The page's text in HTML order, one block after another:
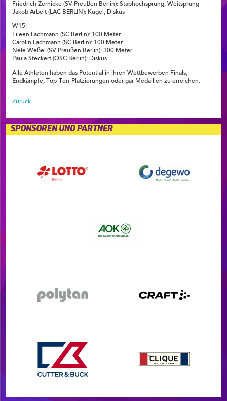
Friedrich Zernicke (SV Preußen Berlin): Stabhochsprung, Weitsprung
Jakob Arbeit (LAC BERLIN): Kugel, Diskus
W15:
Eileen Lachmann (SC Berlin): 100 Meter
Carolin Lachmann (SC Berlin): 100 Meter
Nele Weßel (SV Preußen Berlin): 300 Meter
Paula Steckert (OSC Berlin): Diskus
Alle Athleten haben das Potential in ihren Wettbewerben Finals,
Endkämpfe, Top-Ten-Platzierungen oder gar Medaillen zu erreichen.
Zurück
SPONSOREN UND PARTNER